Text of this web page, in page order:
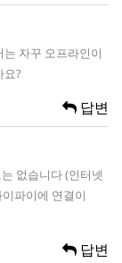
자꾸 오프라인이
요?
답변
없습니다 (인터넷
파이에 연결이
답변